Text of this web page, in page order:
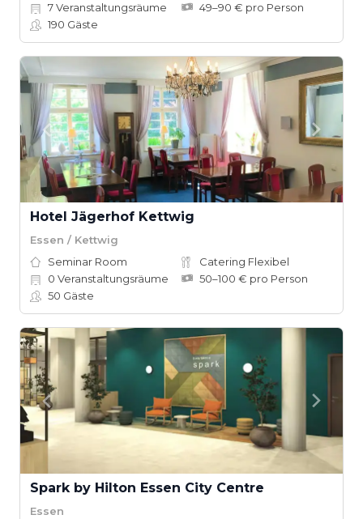
7Veranstaltungsräume
49–90 € pro Person
190 Gäste
Hotel Jägerhof Kettwig
Essen / Kettwig
Seminar Room
Catering Flexibel
0 Veranstaltungsräume
50–100 € pro Person
50 Gäste
Spark by Hilton Essen City Centre
Essen